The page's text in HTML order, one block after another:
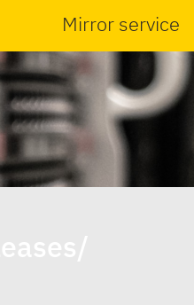
Mirror service